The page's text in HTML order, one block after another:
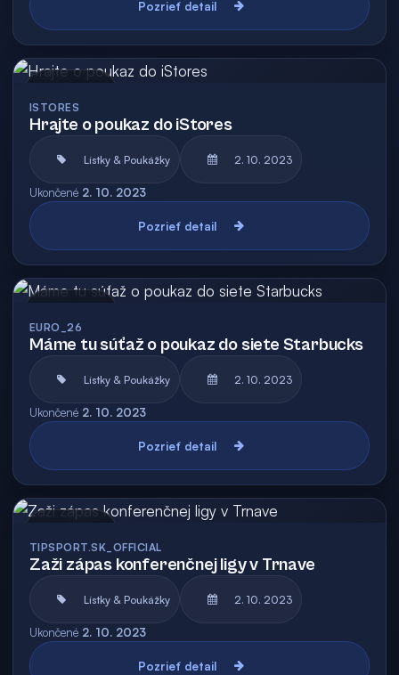
Pozrieť detail
ISTORES
Hrajte o poukaz do iStores
Lístky & Poukážky 2. 10. 2023
Ukončené 2. 10. 2023
Pozrieť detail
EURO_26
Máme tu súťaž o poukaz do siete Starbucks
Lístky & Poukážky 2. 10. 2023
Ukončené 2. 10. 2023
Pozrieť detail
TIPSPORT.SK_OFFICIAL
Zaži zápas konferenčnej ligy v Trnave
Lístky & Poukážky 2. 10. 2023
Ukončené 2. 10. 2023
Pozrieť detail